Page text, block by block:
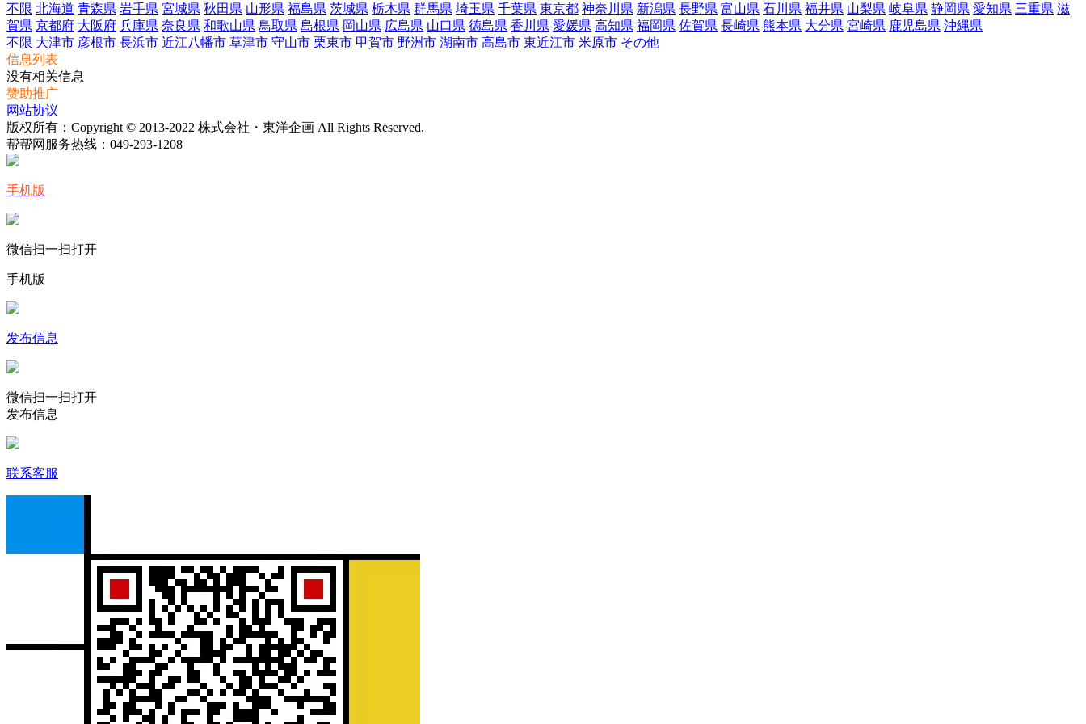
不限 北海道 青森県 岩手県 宮城県 秋田県 山形県 福島県 茨城県 栃木県 群馬県 埼玉県 千葉県 東京都 神奈川県 新潟県 長野県 富山県 石川県 福井県 山梨県 岐阜県 静岡県 愛知県 三重県 滋
賀県 京都府 大阪府 兵庫県 奈良県 和歌山県 鳥取県 島根県 岡山県 広島県 山口県 徳島県 香川県 愛媛県 高知県 福岡県 佐賀県 長崎県 熊本県 大分県 宮崎県 鹿児島県 沖縄県
不限 大津市 彦根市 長浜市 近江八幡市 草津市 守山市 栗東市 甲賀市 野洲市 湖南市 高島市 東近江市 米原市 その他
信息列表
没有相关信息
赞助推广
网站协议
版权所有：Copyright © 2013-2022 株式会社・東洋企画 All Rights Reserved.
帮帮网服务热线： 049-293-1208
手机版
微信扫一扫打开
手机版
发布信息
微信扫一扫打开
发布信息
联系客服